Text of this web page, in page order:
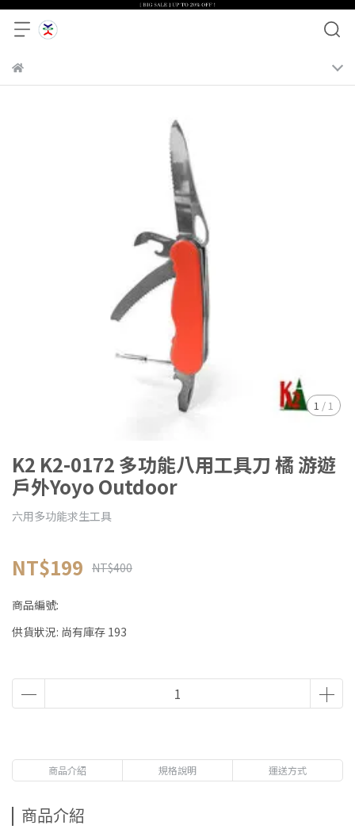
1 /1
K2 K2-0172 多功能八用工具刀 橘 游遊
戶外Yoyo Outdoor
六用多功能求生工具
NT$199 NT$400
商品編號:
供貨狀況: 尚有庫存 193
商品介紹 規格說明 運送方式
商品介紹